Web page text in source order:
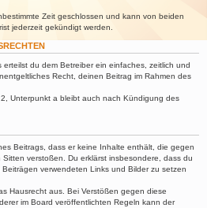
Zeit geschlossen und kann von beiden
jederzeit gekündigt werden.
erteilst du dem Betreiber ein einfaches, zeitlich und
Recht, deinen Beitrag im Rahmen des
Unterpunkt a bleibt auch nach Kündigung des
Beitrags, dass er keine Inhalte enthält, die gegen
verstoßen. Du erklärst insbesondere, dass du
verwendeten Links und Bilder zu setzen
Hausrecht aus. Bei Verstößen gegen diese
im Board veröffentlichten Regeln kann der